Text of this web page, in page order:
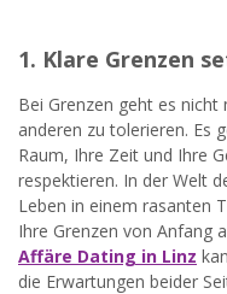
1. Klare Grenzen
Bei Grenzen geht es
anderen zu tolerieren. Es
Raum, Ihre Zeit und Ihre
respektieren. In der Welt
Leben in einem rasanten
Ihre Grenzen von Anfang
Affäre Dating in Linz
die Erwartungen beider